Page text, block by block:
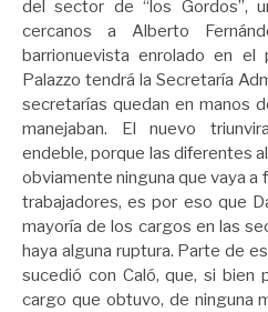
del sector de “los Gordos”,
cercanos a Alberto
barrionuevista enrolado en el
Palazzo tendrá la Secretaría
secretarías quedan en manos
manejaban. El nuevo
endeble, porque las diferentes
obviamente ninguna que vaya a
trabajadores, es por eso que
mayoría de los cargos en las
haya alguna ruptura. Parte de
sucedió con Caló, que, si bien
cargo que obtuvo, de ninguna